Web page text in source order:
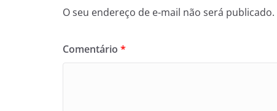
O seu endereço de e-mail não será publicado.
Comentário *